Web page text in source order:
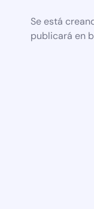
Se está
publicará en